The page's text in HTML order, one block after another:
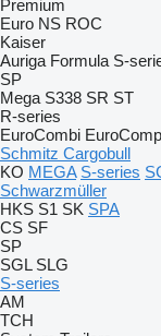
Premium
Euro NS ROC
Kaiser
Auriga Formula S-
SP
Mega S338 SR ST
R-series
EuroCombi
Schmitz Cargobull
KO MEGA S-series
Schwarzmüller
HKS S1 SK SPA
CS SF
SP
SGL SLG
S-series
AM
TCH